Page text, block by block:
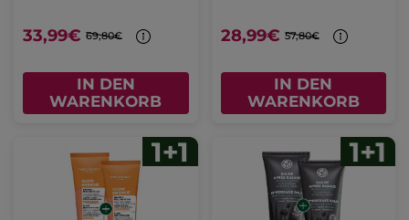
33,99€ 69,80€
IN DEN
WARENKORB
28,99€ 57,80€
IN DEN
WARENKORB